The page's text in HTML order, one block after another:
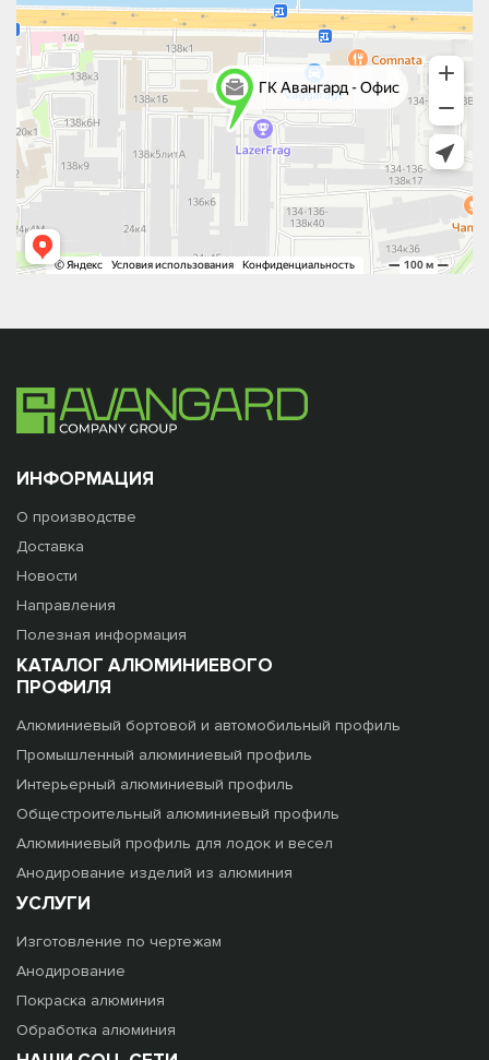
ИНФОРМАЦИЯ
О производстве
Доставка
Новости
Направления
Полезная информация
КАТАЛОГ АЛЮМИНИЕВОГО
ПРОФИЛЯ
Алюминиевый бортовой и автомобильный профиль
Промышленный алюминиевый профиль
Интерьерный алюминиевый профиль
Общестроительный алюминиевый профиль
Алюминиевый профиль для лодок и весел
Анодирование изделий из алюминия
УСЛУГИ
Изготовление по чертежам
Анодирование
Покраска алюминия
Обработка алюминия